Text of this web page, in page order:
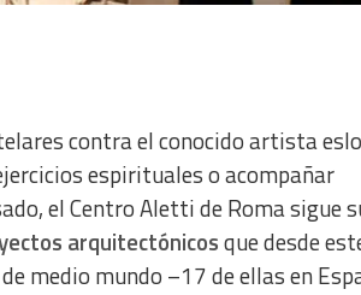
contra el conocido artista
espirituales o acompañar
el Centro Aletti de Roma sigue
arquitectónicosque desde
medio mundo –17 de ellas en